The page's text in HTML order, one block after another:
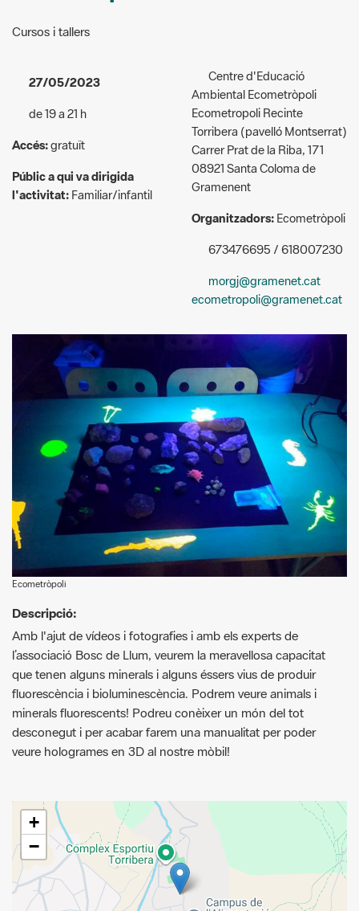
27/05/2023
Accés:gratuït
Públic a qui va dirigida
l'activitat:
Familiar/infantil
Torribera (pavelló Montserrat)
Carrer Prat de la Riba, 171
08921 Santa Coloma de
Gramenent
Organitzadors: Ecometròpoli
673476695 / 618007230
morgj@gramenet.cat
ecometropoli@gramenet.cat
Ecometròpoli
Descripció:
Amb l'ajut de vídeos i fotografies i amb els experts de
que tenen alguns minerals i alguns éssers vius de produir
fluorescència i bioluminescència. Podrem veure animals i
minerals fluorescents! Podreu conèixer un món del tot
desconegut i per acabar farem una manualitat per poder
veure hologrames en 3D al nostre mòbil!